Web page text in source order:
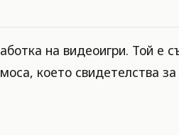
на видеоигри. Той е
което свидетелства